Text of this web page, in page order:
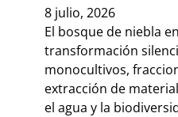
8 julio, 2026
El bosque de niebla
transformación
monocultivos,
extracción de
el agua y la